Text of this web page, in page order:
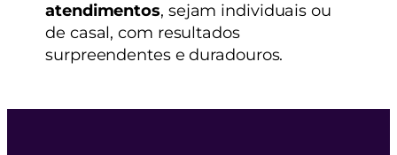
atendimentos, sejam individuais ou
de casal, com resultados
surpreendentes e duradouros.